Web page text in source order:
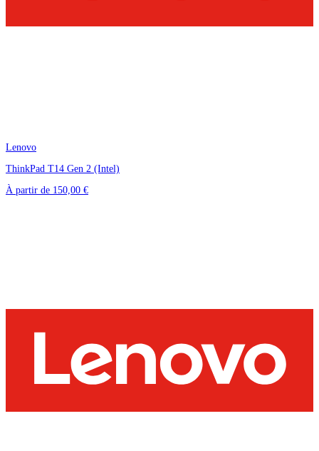
Lenovo
ThinkPad T14 Gen 2 (Intel)
À partir de 150,00 €